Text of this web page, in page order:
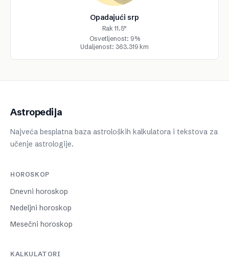
Opadajući srp
Rak 11.5°
Osvetljenost: 9%
Udaljenost: 363.319 km
Astropedija
Najveća besplatna baza astroloških kalkulatora i tekstova za
učenje astrologije.
HOROSKOP
Dnevni horoskop
Nedeljni horoskop
Mesečni horoskop
KALKULATORI